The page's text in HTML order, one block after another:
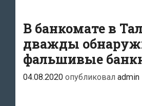
В банкомате в
дважды
фальшивые
04.08.2020 опубликовал admin